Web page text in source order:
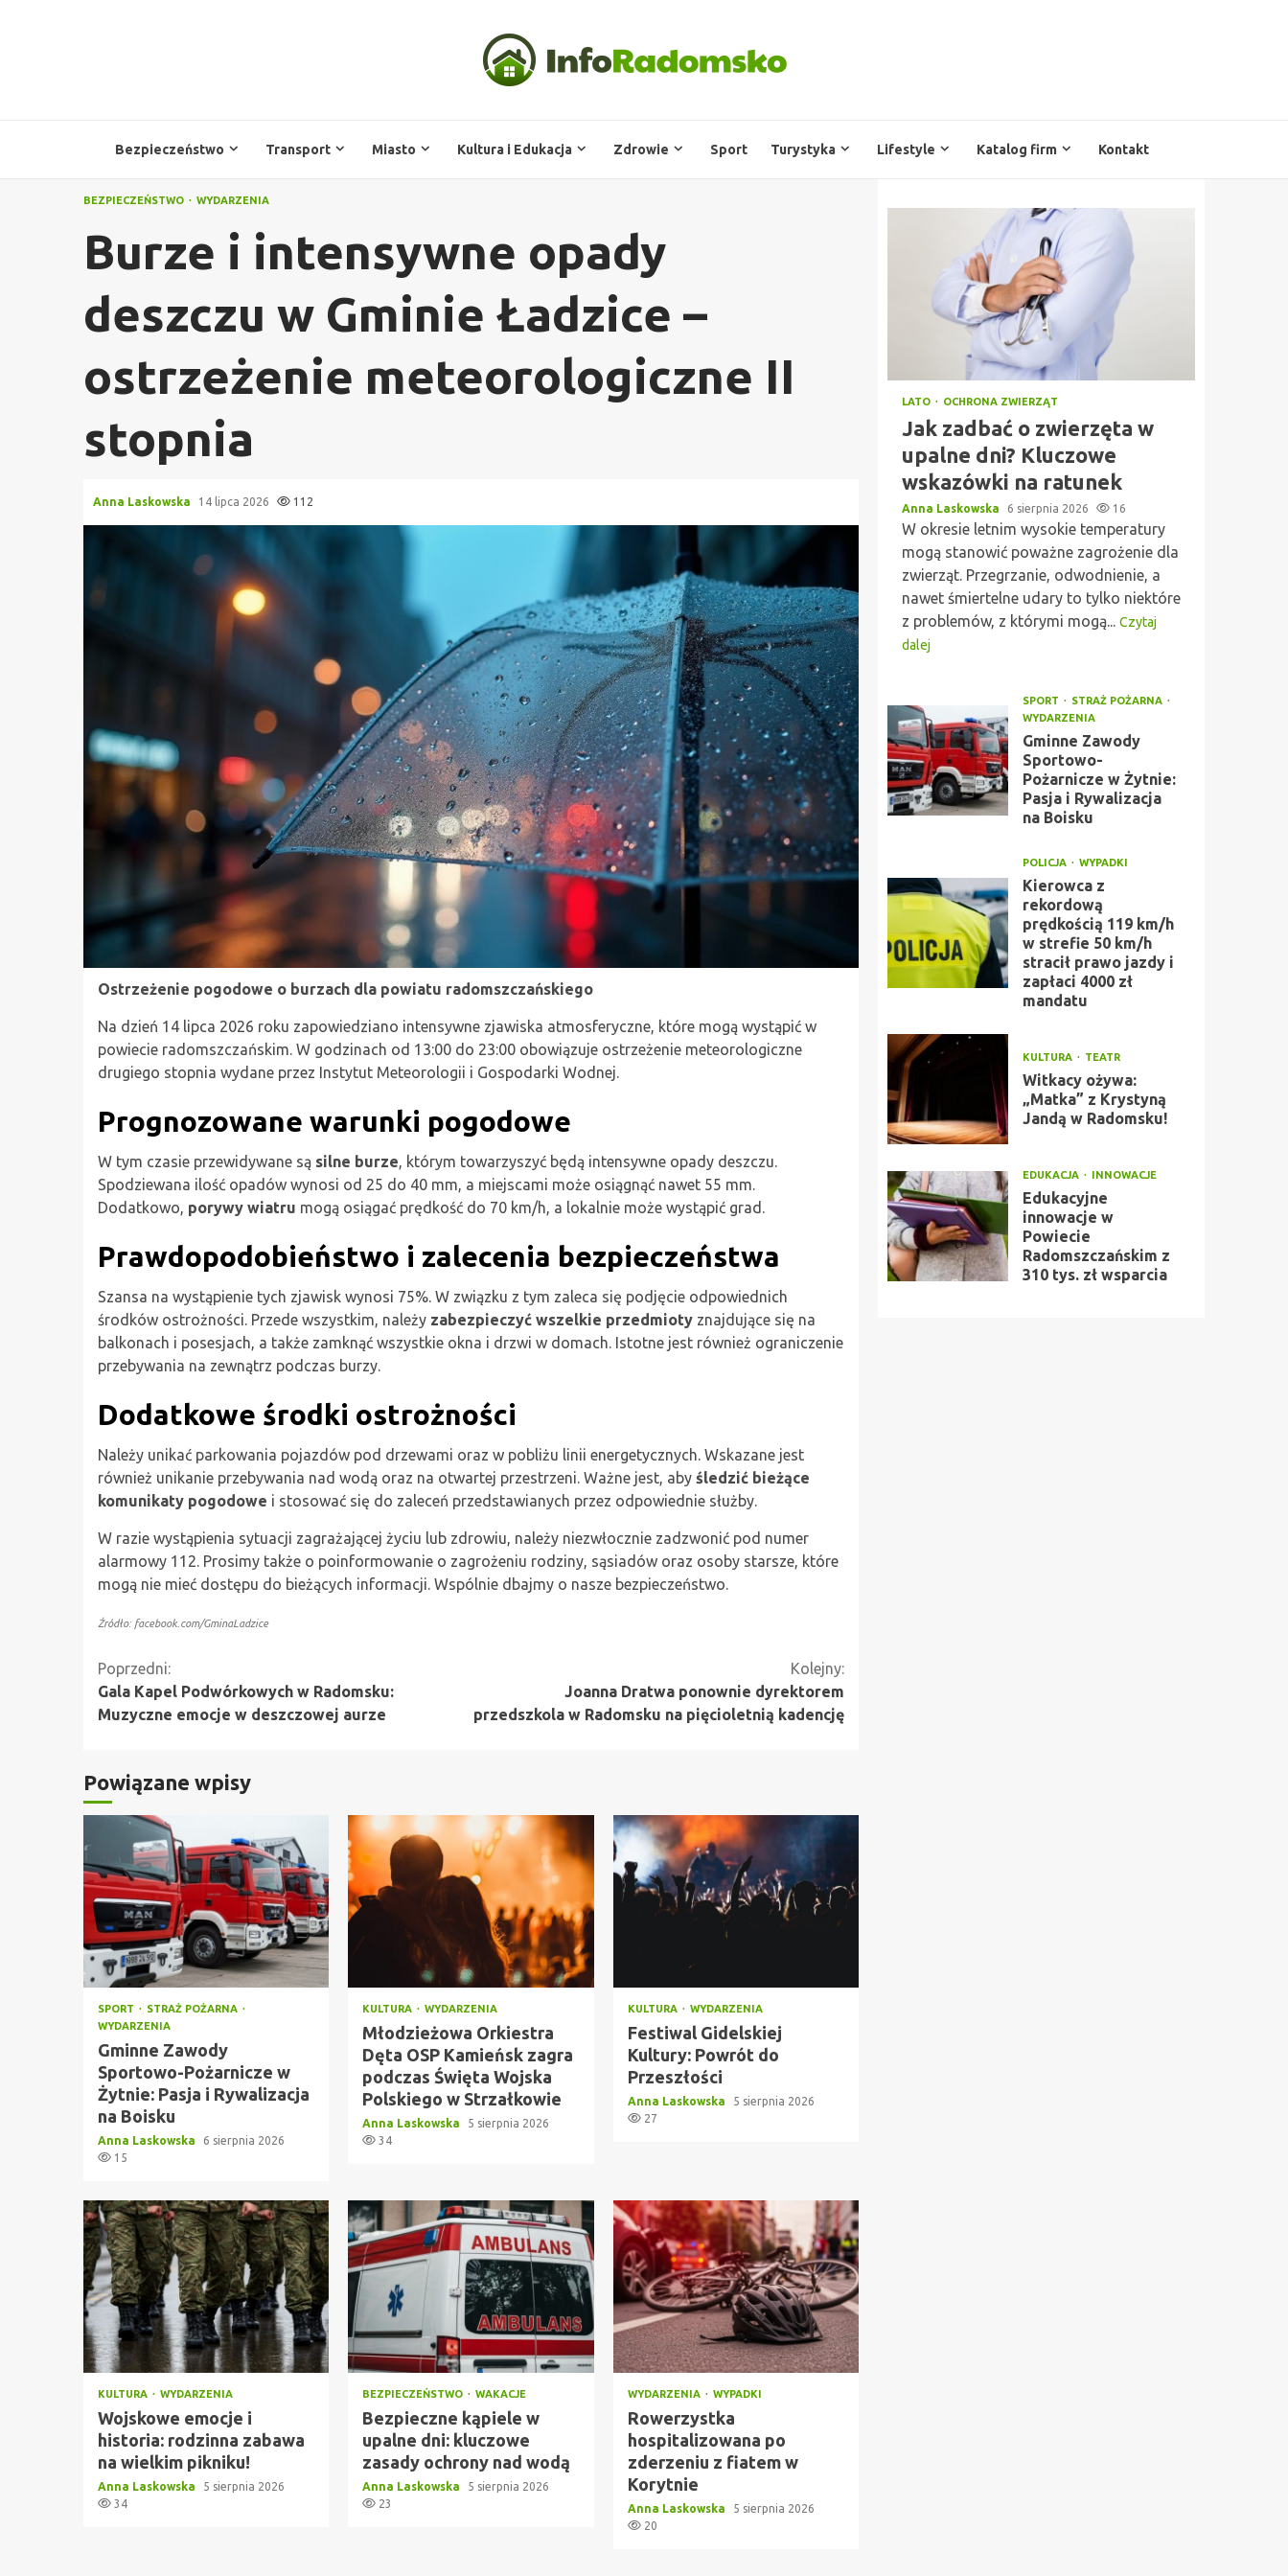
Bezpieczeństwo Transport Miasto Kultura i Edukacja Zdrowie Sport Turystyka Lifestyle Katalog firm Kontakt
BEZPIECZEŃSTWO WYDARZENIA
Burze i intensywne opady
deszczu w Gminie Ładzice –
ostrzeżenie meteorologiczne II
stopnia
Anna Laskowska 14 lipca 2026 112
Ostrzeżenie pogodowe o burzach dla powiatu radomszczańskiego
Na dzień 14 lipca 2026 roku zapowiedziano intensywne zjawiska atmosferyczne, które mogą wystąpić w
powiecie radomszczańskim. W godzinach od 13:00 do 23:00 obowiązuje ostrzeżenie meteorologiczne
drugiego stopnia wydane przez Instytut Meteorologii i Gospodarki Wodnej.
Prognozowane warunki pogodowe
W tym czasie przewidywane są silne burze, którym towarzyszyć będą intensywne opady deszczu.
Spodziewana ilość opadów wynosi od 25 do 40 mm, a miejscami może osiągnąć nawet 55 mm.
Dodatkowo, porywy wiatru mogą osiągać prędkość do 70 km/h, a lokalnie może wystąpić grad.
Prawdopodobieństwo i zalecenia bezpieczeństwa
Szansa na wystąpienie tych zjawisk wynosi 75%. W związku z tym zaleca się podjęcie odpowiednich
środków ostrożności. Przede wszystkim, należy zabezpieczyć wszelkie przedmioty znajdujące się na
balkonach i posesjach, a także zamknąć wszystkie okna i drzwi w domach. Istotne jest również ograniczenie
przebywania na zewnątrz podczas burzy.
Dodatkowe środki ostrożności
Należy unikać parkowania pojazdów pod drzewami oraz w pobliżu linii energetycznych. Wskazane jest
również unikanie przebywania nad wodą oraz na otwartej przestrzeni. Ważne jest, aby śledzić bieżące
komunikaty pogodowe i stosować się do zaleceń przedstawianych przez odpowiednie służby.
W razie wystąpienia sytuacji zagrażającej życiu lub zdrowiu, należy niezwłocznie zadzwonić pod numer
alarmowy 112. Prosimy także o poinformowanie o zagrożeniu rodziny, sąsiadów oraz osoby starsze, które
mogą nie mieć dostępu do bieżących informacji. Wspólnie dbajmy o nasze bezpieczeństwo.
Źródło: facebook.com/GminaLadzice
Kontynuuj
czytanie
Poprzedni:
Gala Kapel Podwórkowych w Radomsku:
Muzyczne emocje w deszczowej aurze
Kolejny:
Joanna Dratwa ponownie dyrektorem
przedszkola w Radomsku na pięcioletnią kadencję
Powiązane wpisy
SPORT
STRAŻ POŻARNA
WYDARZENIA
Gminne Zawody
Sportowo-Pożarnicze w
Żytnie: Pasja i Rywalizacja
na Boisku
Anna Laskowska
6 sierpnia 2026
15
KULTURA WYDARZENIA
Młodzieżowa Orkiestra
Dęta OSP Kamieńsk zagra
podczas Święta Wojska
Polskiego w Strzałkowie
Anna Laskowska
5 sierpnia 2026
34
KULTURA WYDARZENIA
Festiwal Gidelskiej
Kultury: Powrót do
Przeszłości
Anna Laskowska
5 sierpnia 2026
27
KULTURA WYDARZENIA
Wojskowe emocje i
historia: rodzinna zabawa
na wielkim pikniku!
Anna Laskowska
5 sierpnia 2026
34
BEZPIECZEŃSTWO WAKACJE
Bezpieczne kąpiele w
upalne dni: kluczowe
zasady ochrony nad wodą
Anna Laskowska
5 sierpnia 2026
23
WYDARZENIA WYPADKI
Rowerzystka
hospitalizowana po
zderzeniu z fiatem w
Korytnie
Anna Laskowska
5 sierpnia 2026
20
LATO OCHRONA ZWIERZĄT
Jak zadbać o zwierzęta w
upalne dni? Kluczowe
wskazówki na ratunek
Anna Laskowska 6 sierpnia 2026 16
W okresie letnim wysokie temperatury
mogą stanowić poważne zagrożenie dla
zwierząt. Przegrzanie, odwodnienie, a
nawet śmiertelne udary to tylko niektóre
z problemów, z którymi mogą... Czytaj
dalej
SPORT
STRAŻ POŻARNA
WYDARZENIA
Gminne Zawody
Sportowo-
Pożarnicze w Żytnie:
Pasja i Rywalizacja
na Boisku
POLICJA WYPADKI
Kierowca z
rekordową
prędkością 119 km/h
w strefie 50 km/h
stracił prawo jazdy i
zapłaci 4000 zł
mandatu
KULTURA TEATR
Witkacy ożywa:
„Matka” z Krystyną
Jandą w Radomsku!
EDUKACJA INNOWACJE
Edukacyjne
innowacje w
Powiecie
Radomszczańskim z
310 tys. zł wsparcia